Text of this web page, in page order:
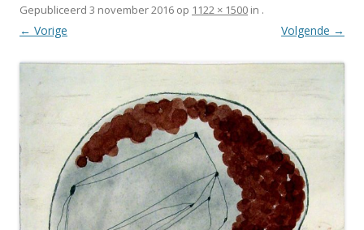
Gepubliceerd 3 november 2016 op 1122 × 1500 in .
← Vorige Volgende →